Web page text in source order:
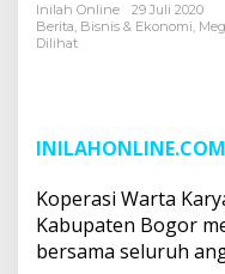
Rapat
Inilah Online
29 Juli 2020
Berita, Bisnis & Ekonomi,
Dilihat
Koperasi Warta
Kabupaten Bogor
bersama seluruh